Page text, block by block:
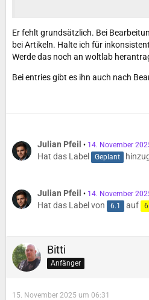
Er fehlt grundsätzlich. Bei
bei Artikeln. Halte ich für
Werde das noch an woltlab
Bei entries gibt es ihn auch nach
Julian Pfeil 14. November
Hat das Label Geplant
Julian Pfeil 14. November
Hat das Label von 6.1 auf
Bitti
Anfänger
15. November 2025 um 06:31